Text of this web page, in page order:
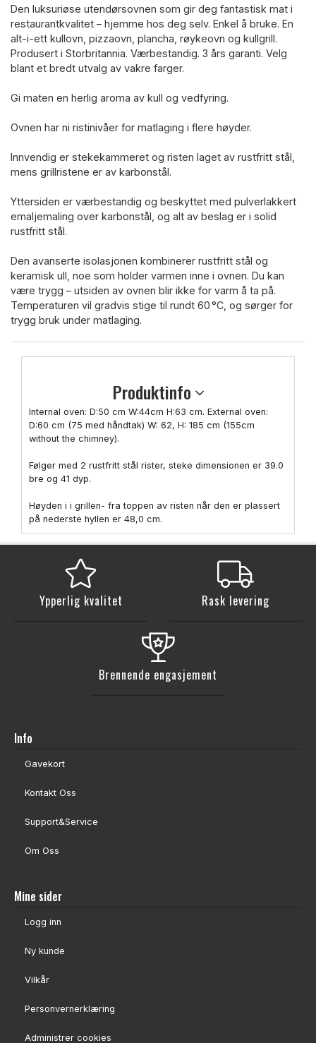
Den luksuriøse utendørsovnen som gir deg fantastisk mat i
restaurantkvalitet – hjemme hos deg selv. Enkel å bruke. En
alt-i-ett kullovn, pizzaovn, plancha, røykeovn og kullgrill.
Produsert i Storbritannia. Værbestandig. 3 års garanti. Velg
blant et bredt utvalg av vakre farger.
Gi maten en herlig aroma av kull og vedfyring.
Ovnen har ni ristinivåer for matlaging i flere høyder.
Innvendig er stekekammeret og risten laget av rustfritt stål,
mens grillristene er av karbonstål.
Yttersiden er værbestandig og beskyttet med pulverlakkert
emaljemaling over karbonstål, og alt av beslag er i solid
rustfritt stål.
Den avanserte isolasjonen kombinerer rustfritt stål og
keramisk ull, noe som holder varmen inne i ovnen. Du kan
være trygg – utsiden av ovnen blir ikke for varm å ta på.
Temperaturen vil gradvis stige til rundt 60 °C, og sørger for
trygg bruk under matlaging.
Produktinfo
Internal oven: D:50 cm W:44cm H:63 cm. External oven:
D:60 cm (75 med håndtak) W: 62, H: 185 cm (155cm
without the chimney).
Følger med 2 rustfritt stål rister, steke dimensionen er 39.0
bre og 41 dyp.
Høyden i i grillen- fra toppen av risten når den er plassert
på nederste hyllen er 48,0 cm.
Ypperlig kvalitet Rask levering
Brennende engasjement
Info
Gavekort
Kontakt Oss
Support&Service
Om Oss
Mine sider
Logg inn
Ny kunde
Vilkår
Personvernerklæring
Administrer cookies